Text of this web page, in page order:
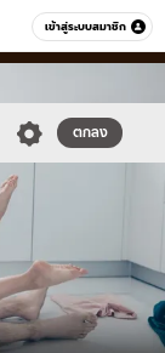
เข้าสู่ระบบสมาชิก
หมวดอื่นๆ
ตกลง